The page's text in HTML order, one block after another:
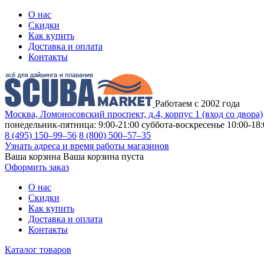
О нас
Скидки
Как купить
Доставка и оплата
Контакты
Работаем с 2002 года
Москва, Ломоносовский проспект, д.4, корпус 1 (вход со двора)
понедельник-пятница: 9:00-21:00 суббота-воскресенье 10:00-
8 (495) 150–99–56 8 (800) 500–57–35
Узнать адреса и время работы магазинов
Ваша корзина Ваша корзина пуста
Оформить заказ
О нас
Скидки
Как купить
Доставка и оплата
Контакты
Каталог товаров